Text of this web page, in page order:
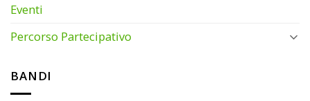
Eventi
Percorso Partecipativo
BANDI